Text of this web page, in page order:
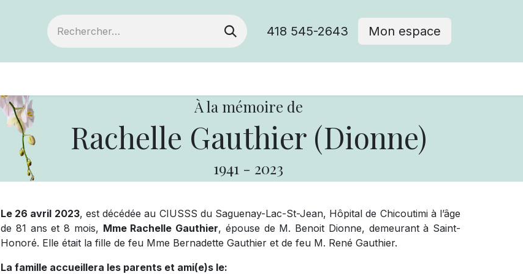
418 545-2643 Mon espace
À la mémoire de
Rachelle Gauthier (Dionne)
1941 - 2023
Le 26 avril 2023, est décédée au CIUSSS du Saguenay-Lac-St-Jean, Hôpital de Chicoutimi à l’âge
de 81 ans et 8 mois, Mme Rachelle Gauthier, épouse de M. Benoit Dionne, demeurant à Saint-
Honoré. Elle était la fille de feu Mme Bernadette Gauthier et de feu M. René Gauthier.
La famille accueillera les parents et ami(e)s le: